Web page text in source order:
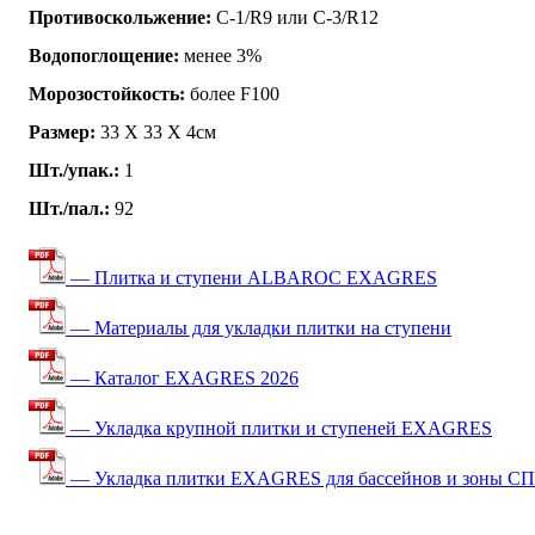
Противоскольжение: C-1/R9 или C-3/R12
Водопоглощение: менее 3%
Морозостойкость: более F100
Размер: 33 Х 33 Х 4см
Шт./упак.: 1
Шт./пал.: 92
— Плитка и ступени ALBAROC EXAGRES
— Материалы для укладки плитки на ступени
— Каталог EXAGRES 2026
— Укладка крупной плитки и ступеней EXAGRES
— Укладка плитки EXAGRES для бассейнов и зоны